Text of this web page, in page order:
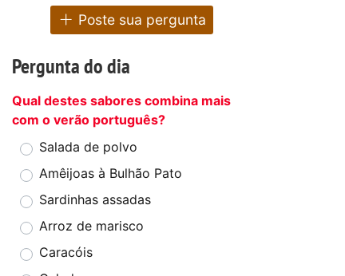
Poste sua pergunta
Pergunta do dia
Qual destes sabores combina mais
com o verão português?
Salada de polvo
Amêijoas à Bulhão Pato
Sardinhas assadas
Arroz de marisco
Caracóis